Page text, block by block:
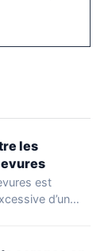
les
est
d’un